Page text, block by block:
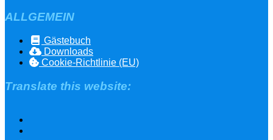
ALLGEMEIN
Gästebuch
Downloads
Cookie-Richtlinie (EU)
Translate this website: